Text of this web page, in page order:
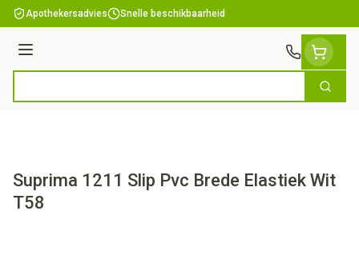
Ga naar de inhoud
Apothekersadvies Snelle beschikbaarheid
Menu
Zoek
Suprima 1211 Slip Pvc Brede Elastiek Wit
T58